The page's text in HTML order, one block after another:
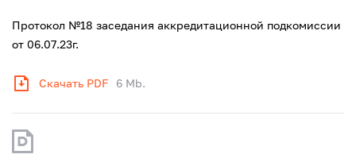
Протокол №18 заседания аккредитационной подкомиссии
от 06.07.23г.
Скачать PDF 6 Mb.